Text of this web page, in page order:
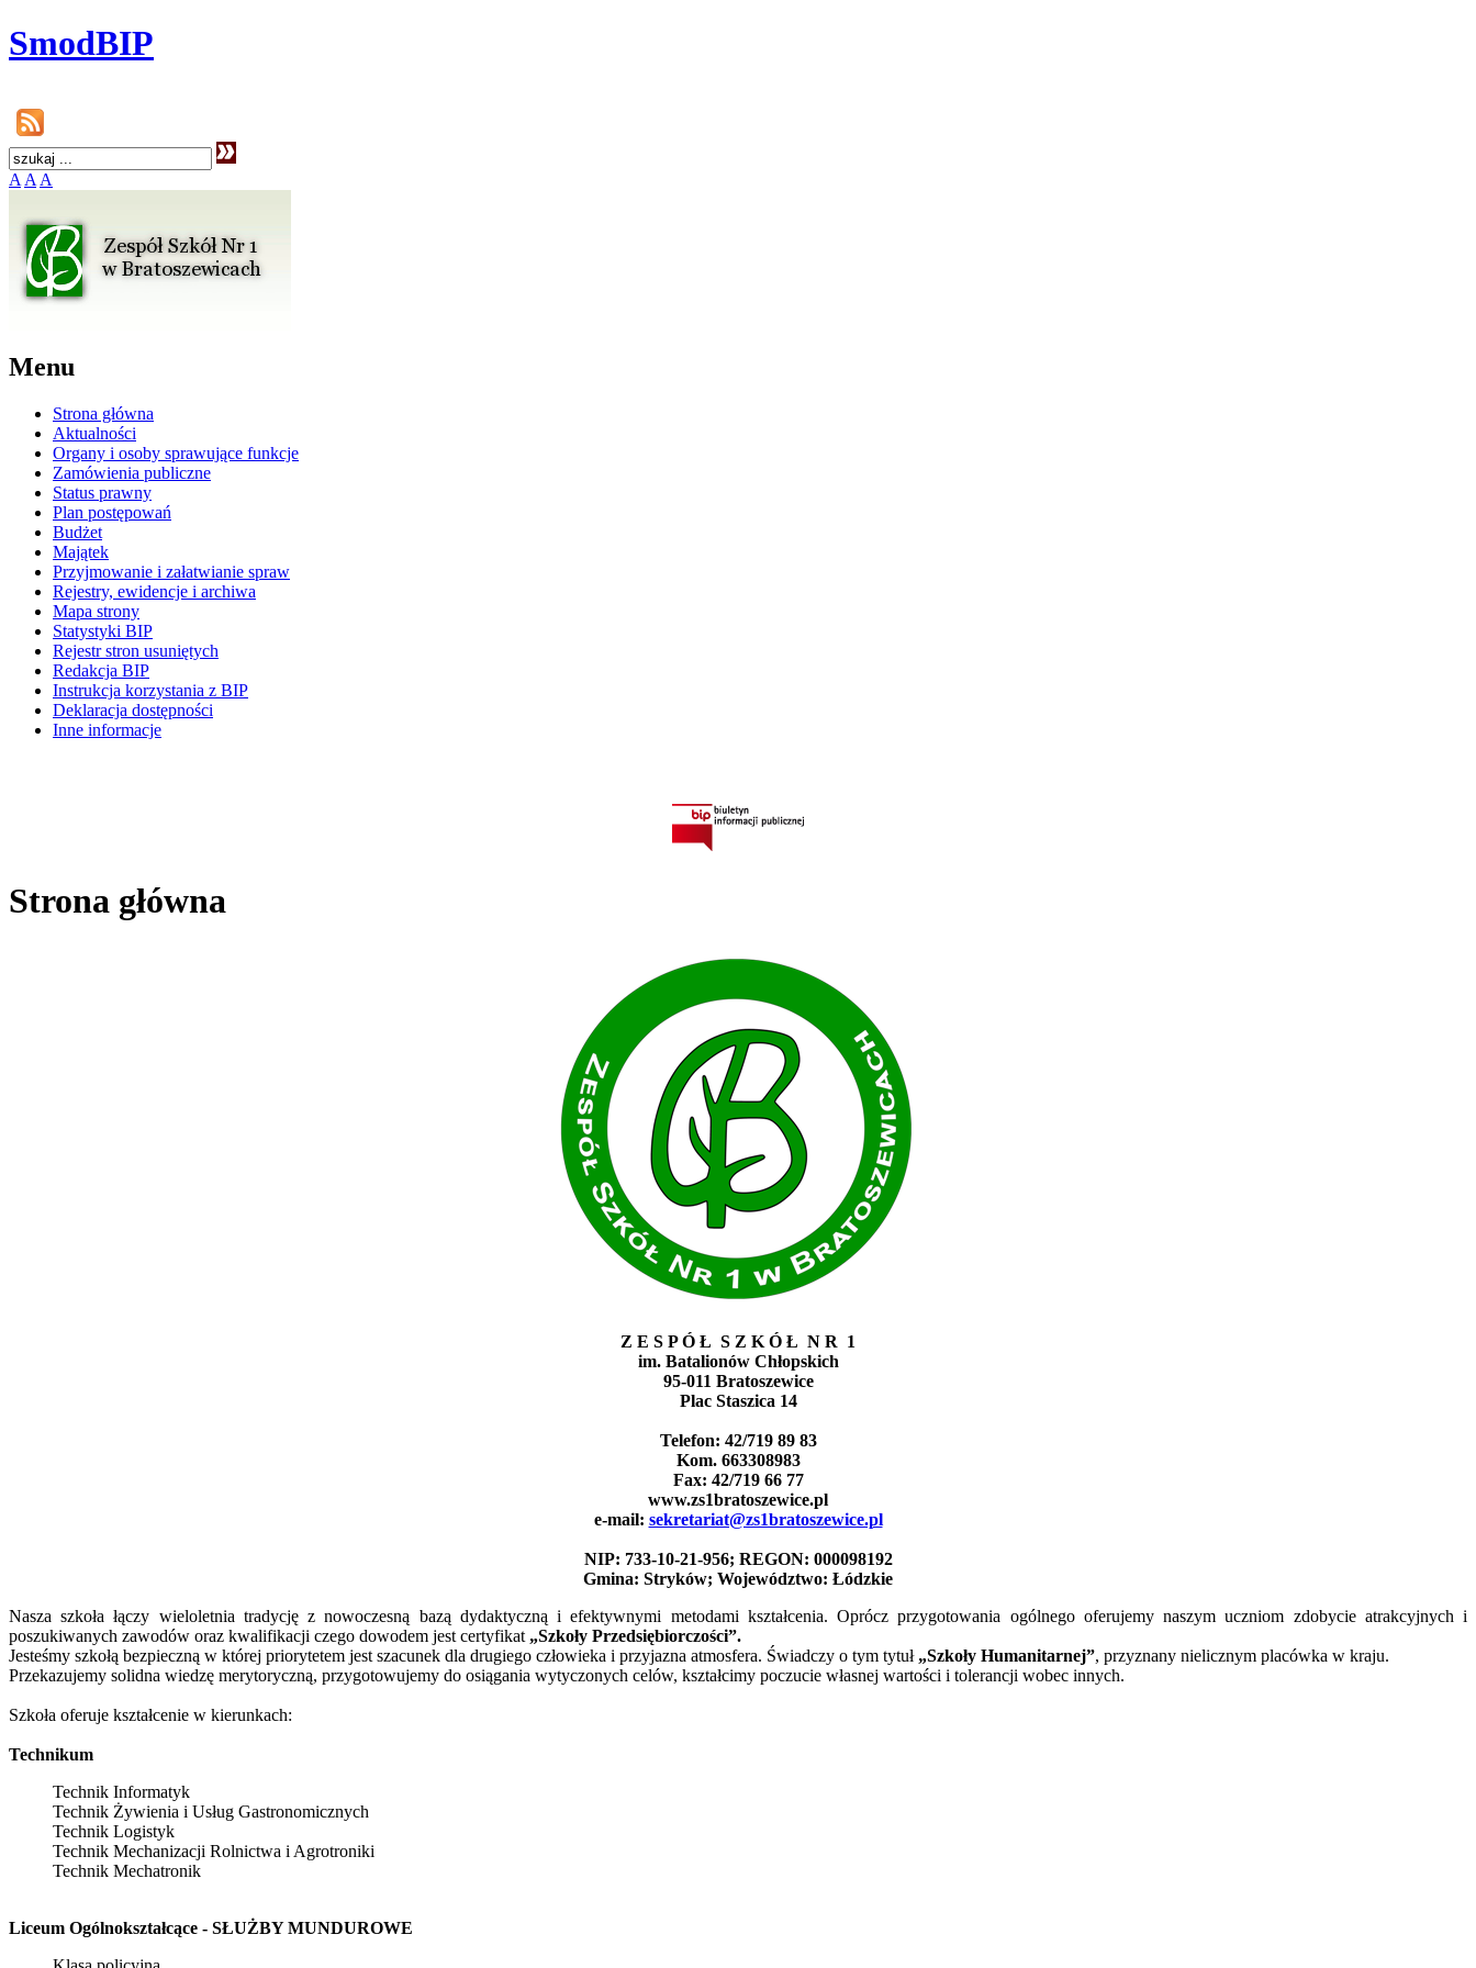
SmodBIP
A A A
Menu
Strona główna
Aktualności
Organy i osoby sprawujące funkcje
Zamówienia publiczne
Status prawny
Plan postępowań
Budżet
Majątek
Przyjmowanie i załatwianie spraw
Rejestry, ewidencje i archiwa
Mapa strony
Statystyki BIP
Rejestr stron usuniętych
Redakcja BIP
Instrukcja korzystania z BIP
Deklaracja dostępności
Inne informacje
Strona główna
Z E S P Ó Ł S Z K Ó Ł N R 1
im. Batalionów Chłopskich
95-011 Bratoszewice
Plac Staszica 14
Telefon: 42/719 89 83
Kom. 663308983
Fax: 42/719 66 77
www.zs1bratoszewice.pl
e-mail: sekretariat@zs1bratoszewice.pl
NIP: 733-10-21-956; REGON: 000098192
Gmina: Stryków; Województwo: Łódzkie
Nasza szkoła łączy wieloletnia tradycję z nowoczesną bazą dydaktyczną i efektywnymi metodami kształcenia. Oprócz przygotowania ogólnego oferujemy naszym uczniom zdobycie atrakcyjnych i
poszukiwanych zawodów oraz kwalifikacji czego dowodem jest certyfikat „Szkoły Przedsiębiorczości”.
Jesteśmy szkołą bezpieczną w której priorytetem jest szacunek dla drugiego człowieka i przyjazna atmosfera. Świadczy o tym tytuł „Szkoły Humanitarnej”, przyznany nielicznym placówka w kraju.
Przekazujemy solidna wiedzę merytoryczną, przygotowujemy do osiągania wytyczonych celów, kształcimy poczucie własnej wartości i tolerancji wobec innych.
Szkoła oferuje kształcenie w kierunkach:
Technikum
Technik Informatyk
Technik Żywienia i Usług Gastronomicznych
Technik Logistyk
Technik Mechanizacji Rolnictwa i Agrotroniki
Technik Mechatronik
Liceum Ogólnokształcące - SŁUŻBY MUNDUROWE